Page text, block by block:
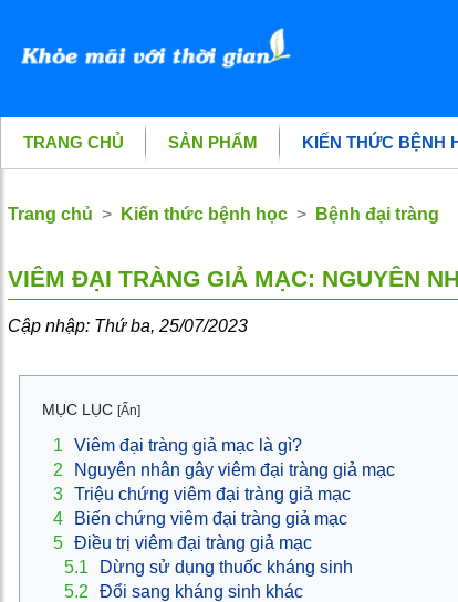
TRANG CHỦ SẢN PHẨM KIẾN THỨC BỆNH
Trang chủ Kiến thức bệnh học Bệnh đại tràng
VIÊM ĐẠI TRÀNG GIẢ MẠC: NGUYÊN
Cập nhập: Thứ ba, 25/07/2023
MỤC LỤC [Ẩn]
1
Viêm đại tràng giả mạc là gì?
2
Nguyên nhân gây viêm đại tràng giả mạc
3 Triệu chứng viêm đại tràng giả mạc
4
Biến chứng viêm đại tràng giả mạc
5 Điều trị viêm đại tràng giả mạc
5.1
Dừng sử dụng thuốc kháng sinh
5.2
Đổi sang kháng sinh khác